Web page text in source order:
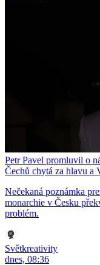
Petr Pavel promluvil o
Čechů chytá za hlavu a
Nečekaná poznámka
monarchie v Česku
problém.
Světkreativity
dnes, 08:36